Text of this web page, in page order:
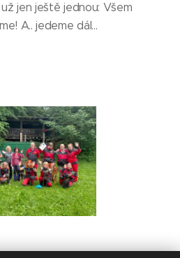
jen ještě jednou: Všem
A.. jedeme dál...